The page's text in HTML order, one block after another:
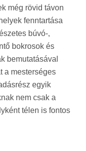
még rövid távon
fenntartása
búvó-,
bokrosok és
bemutatásával
a mesterséges
egyik
nem csak a
télen is fontos